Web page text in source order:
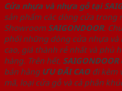
Cửa nhựa và nhựa gỗ tại
sản phẩm các dòng cửa trong
Showroom SAIGONDOOR.
phối những dòng cửa nhựa
cao, giá thành rẻ nhất và phù
hàng. Trên hết, SAIGONDOOR
bán hàng ƯU ĐÃI CAOđi kèm
mã, loại cửa gỗ và cả phân